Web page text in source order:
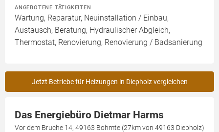
ANGEBOTENE TÄTIGKEITEN
Wartung, Reparatur, Neuinstallation / Einbau,
Austausch, Beratung, Hydraulischer Abgleich,
Thermostat, Renovierung, Renovierung / Badsanierung
Jetzt Betriebe für Heizungen in Diepholz vergleichen
Das Energiebüro Dietmar Harms
Vor dem Bruche 14, 49163 Bohmte (27km von 49163 Diepholz)